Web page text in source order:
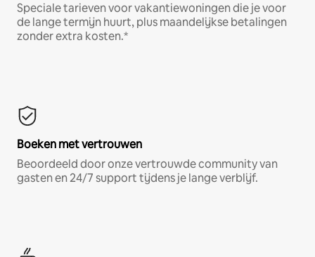
Speciale tarieven voor vakantiewoningen die je voor
de lange termijn huurt, plus maandelijkse betalingen
zonder extra kosten.*
Boeken met vertrouwen
Beoordeeld door onze vertrouwde community van
gasten en 24/7 support tijdens je lange verblijf.